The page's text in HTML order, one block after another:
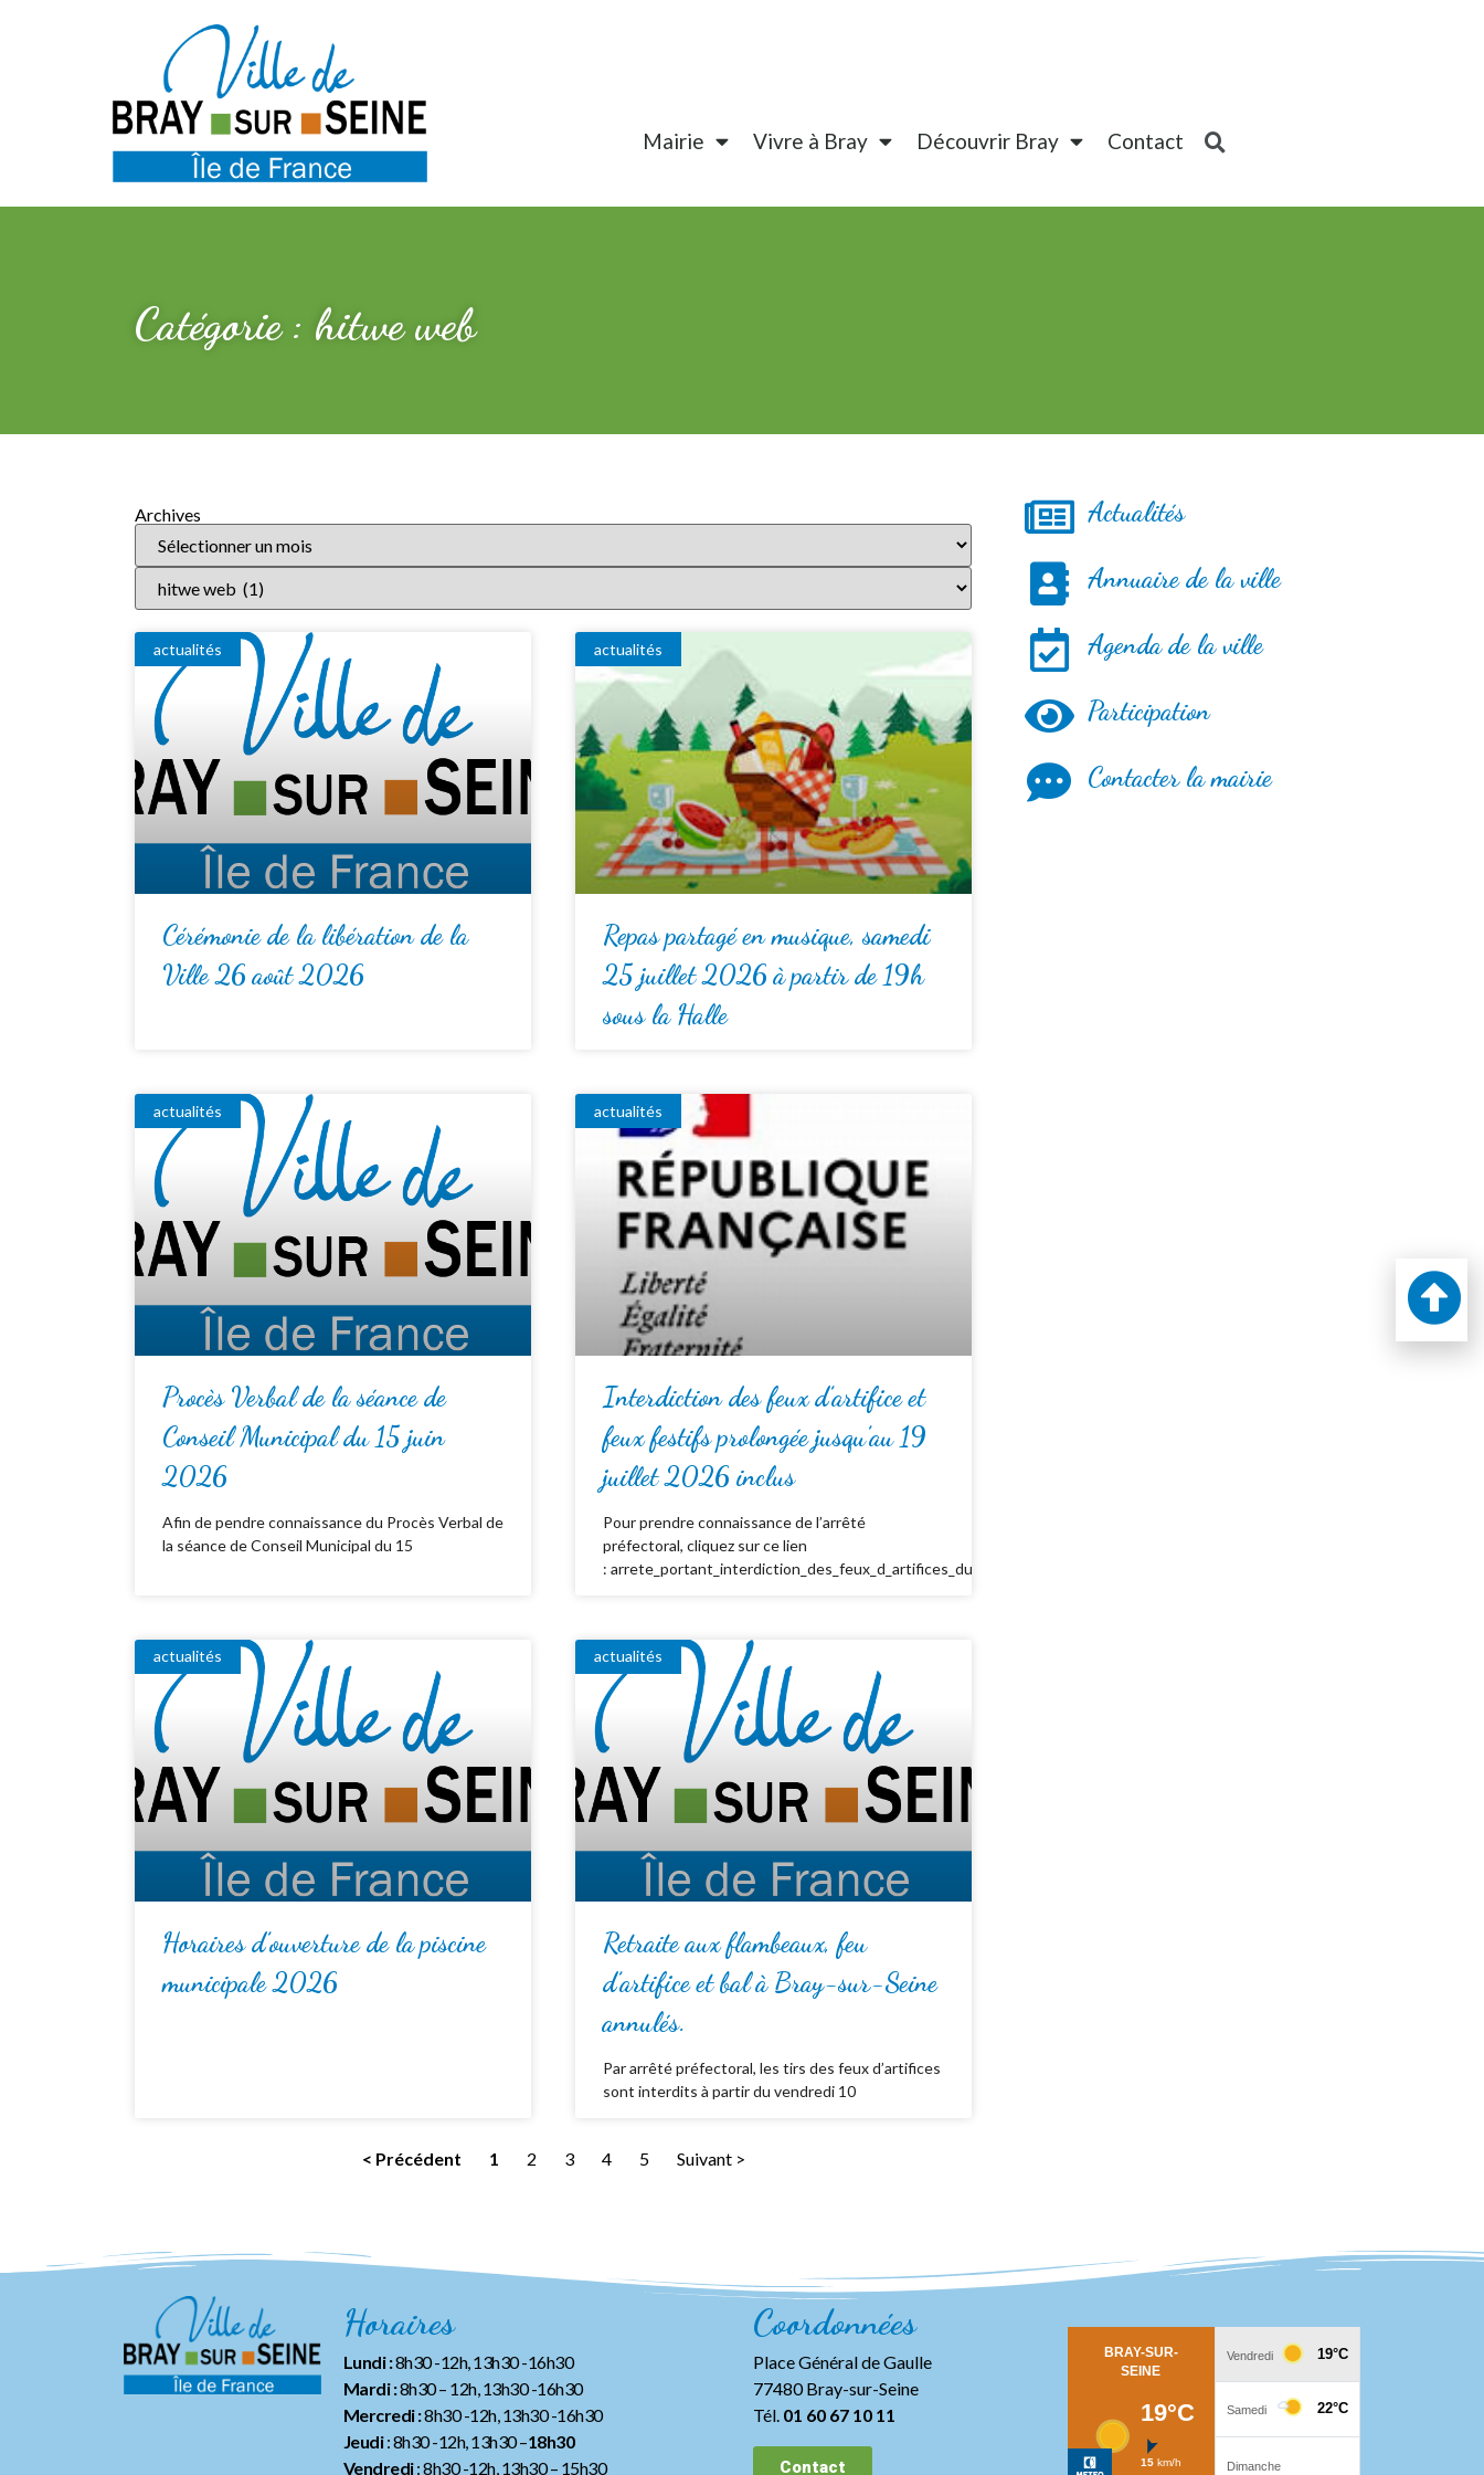
Mairie Vivre à Bray Découvrir Bray Contact
Catégorie : hitwe web
Archives
actualités
Cérémonie de la libération de la
Ville 26 août 2026
actualités
Repas partagé en musique, samedi
25 juillet 2026 à partir de 19h
sous la Halle
actualités
Procès Verbal de la séance de
Conseil Municipal du 15 juin
2026
Afin de pendre connaissance du Procès Verbal de
la séance de Conseil Municipal du 15
actualités
Interdiction des feux d’artifice et
feux festifs prolongée jusqu’au 19
juillet 2026 inclus
Pour prendre connaissance de l’arrêté
préfectoral, cliquez sur ce lien
: arrete_portant_interdiction_des_feux_d_artifices_du_15_au_19_juillet_2026
actualités
Horaires d’ouverture de la piscine
municipale 2026
actualités
Retraite aux flambeaux, feu
d’artifice et bal à Bray-sur-Seine
annulés.
Par arrêté préfectoral, les tirs des feux d’artifices
sont interdits à partir du vendredi 10
< Précédent 1 2 3 4 5 Suivant >
Actualités
Annuaire de la ville
Agenda de la ville
Participation
Contacter la mairie
Horaires
Lundi :8h30 -12h, 13h30 -16h30
Mardi :8h30 – 12h, 13h30 -16h30
Mercredi :8h30 -12h, 13h30 -16h30
Jeudi: 8h30 -12h, 13h30 –18h30
Vendredi: 8h30 -12h, 13h30– 15h30
Coordonnées
Place Général de Gaulle
77480 Bray-sur-Seine
Tél. 01 60 67 10 11
Contact